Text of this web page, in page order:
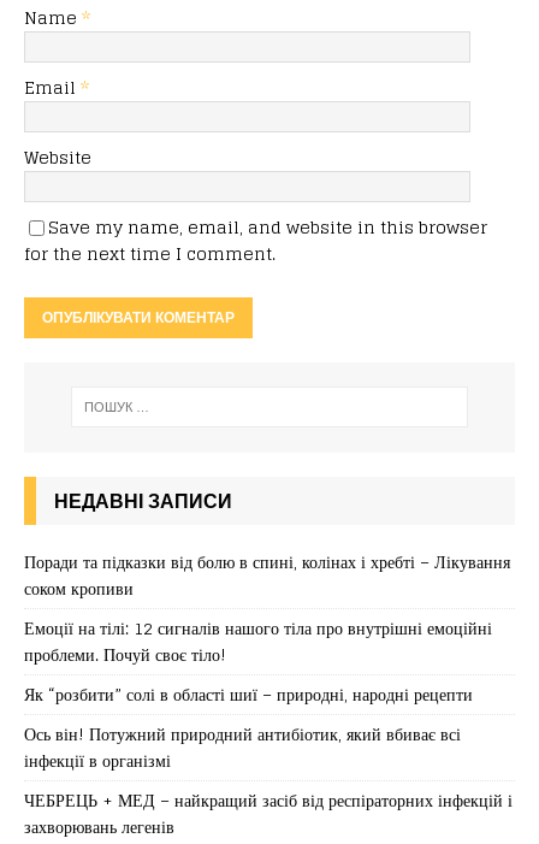
Name *
Email *
Website
Save my name, email, and website in this browser
for the next time I comment.
НЕДАВНІ ЗАПИСИ
Поради та підказки від болю в спині, колінах і хребті – Лікування
соком кропиви
Емоції на тілі: 12 сигналів нашого тіла про внутрішні емоційні
проблеми. Почуй своє тіло!
Як “розбити” солі в області шиї – природні, народні рецепти
Ось він! Потужний природний антибіотик, який вбиває всі
інфекції в організмі
ЧЕБРЕЦЬ + МЕД – найкращий засіб від респіраторних інфекцій і
захворювань легенів